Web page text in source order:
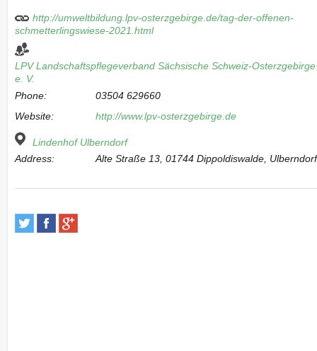
http://umweltbildung.lpv-osterzgebirge.de/tag-der-offenen-
schmetterlingswiese-2021.html
LPV Landschaftspflegeverband Sächsische Schweiz-Osterzgebirge
e. V.
Phone:
03504 629660
Website:
http://www.lpv-osterzgebirge.de
Lindenhof Ulberndorf
Address:
Alte Straße 13, 01744 Dippoldiswalde, Ulberndorf